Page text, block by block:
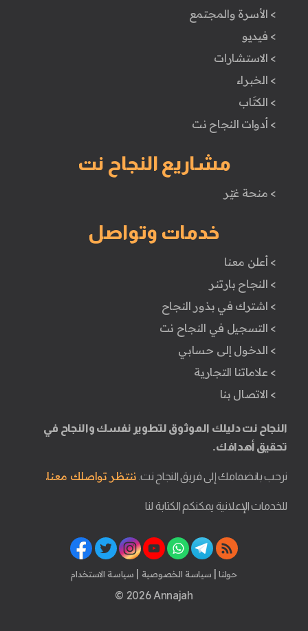
> الأسرة والمجتمع
> فيديو
> الاستشارات
> الخبراء
> الكتَاب
> أدوات النجاح نت
مشاريع النجاح نت
> منحة غيّر
خدمات وتواصل
> أعلن معنا
> النجاح بارتنر
> اشترك في بذور النجاح
> التسجيل في النجاح نت
> الدخول إلى حسابي
> علاماتنا التجارية
> الاتصال بنا
النجاح نت دليلك الموثوق لتطوير نفسك والنجاح في
تحقيق أهدافك.
نرحب بانضمامك إلى فريق النجاح نت. ننتظر تواصلك معنا.
للخدمات الإعلانية يمكنكم الكتابة لنا
حولنا | سياسة الخصوصية | سياسة الاستخدام
© 2026 Annajah